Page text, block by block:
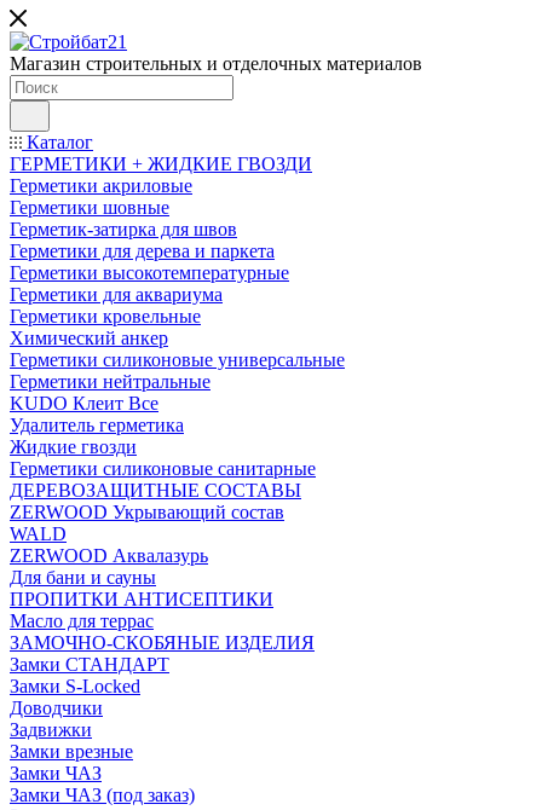
Магазин строительных и отделочных материалов
Каталог
ГЕРМЕТИКИ + ЖИДКИЕ ГВОЗДИ
Герметики акриловые
Герметики шовные
Герметик-затирка для швов
Герметики для дерева и паркета
Герметики высокотемпературные
Герметики для аквариума
Герметики кровельные
Химический анкер
Герметики силиконовые универсальные
Герметики нейтральные
KUDO Клеит Все
Удалитель герметика
Жидкие гвозди
Герметики силиконовые санитарные
ДЕРЕВОЗАЩИТНЫЕ СОСТАВЫ
ZERWOOD Укрывающий состав
WALD
ZERWOOD Аквалазурь
Для бани и сауны
ПРОПИТКИ АНТИСЕПТИКИ
Масло для террас
ЗАМОЧНО-СКОБЯНЫЕ ИЗДЕЛИЯ
Замки СТАНДАРТ
Замки S-Locked
Доводчики
Задвижки
Замки врезные
Замки ЧАЗ
Замки ЧАЗ (под заказ)